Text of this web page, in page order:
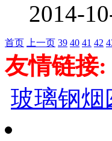
2014-
首页 上一页 39 40 41 42
友情链接:
玻璃钢烟